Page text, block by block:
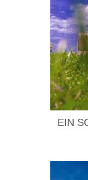
EIN